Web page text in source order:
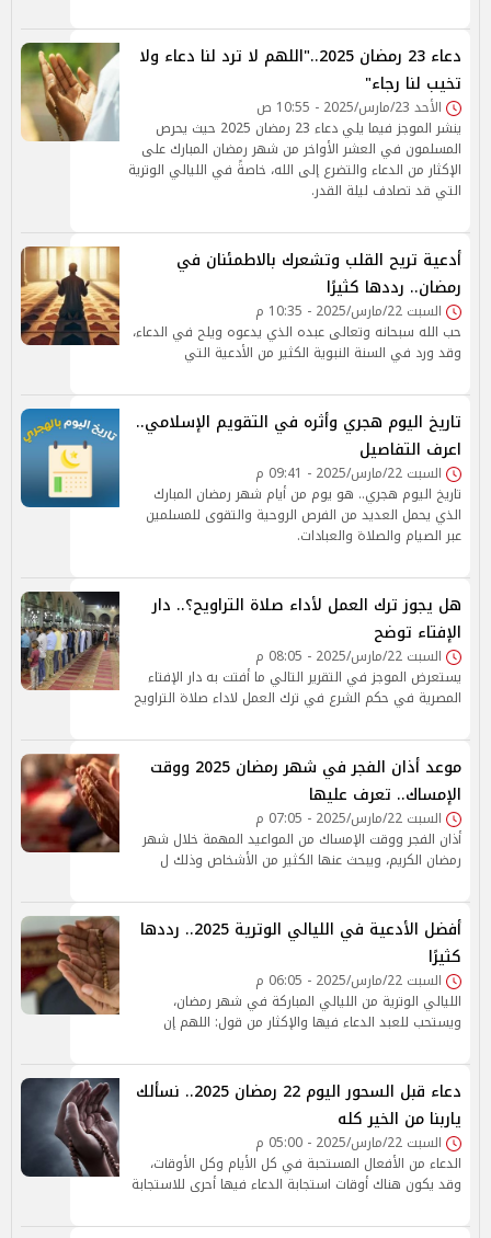
دعاء 23 رمضان 2025.."اللهم لا ترد لنا دعاء ولا
تخيب لنا رجاء"
الأحد 23/مارس/2025 - 10:55 ص
ينشر الموجز فيما يلي دعاء 23 رمضان 2025 حيث يحرص
المسلمون في العشر الأواخر من شهر رمضان المبارك على
الإكثار من الدعاء والتضرع إلى الله، خاصةً في الليالي الوترية
التي قد تصادف ليلة القدر.
أدعية تريح القلب وتشعرك بالاطمئنان في
رمضان.. رددها كثيرًا
السبت 22/مارس/2025 - 10:35 م
حب الله سبحانه وتعالى عبده الذي يدعوه ويلح في الدعاء،
وقد ورد في السنة النبوية الكثير من الأدعية التي
تاريخ اليوم هجري وأثره في التقويم الإسلامي..
اعرف التفاصيل
السبت 22/مارس/2025 - 09:41 م
تاريخ اليوم هجري.. هو يوم من أيام شهر رمضان المبارك
الذي يحمل العديد من الفرص الروحية والتقوى للمسلمين
عبر الصيام والصلاة والعبادات.
هل يجوز ترك العمل لأداء صلاة التراويح؟.. دار
الإفتاء توضح
السبت 22/مارس/2025 - 08:05 م
يستعرض الموجز في التقرير التالي ما أفتت به دار الإفتاء
المصرية في حكم الشرع في ترك العمل لاداء صلاة التراويح
موعد أذان الفجر في شهر رمضان 2025 ووقت
الإمساك.. تعرف عليها
السبت 22/مارس/2025 - 07:05 م
أذان الفجر ووقت الإمساك من المواعيد المهمة خلال شهر
رمضان الكريم، ويبحث عنها الكثير من الأشخاص وذلك ل
أفضل الأدعية في الليالي الوترية 2025.. رددها
كثيرًا
السبت 22/مارس/2025 - 06:05 م
الليالي الوترية من الليالي المباركة في شهر رمضان،
ويستحب للعبد الدعاء فيها والإكثار من قول: اللهم إن
دعاء قبل السحور اليوم 22 رمضان 2025.. نسألك
ياربنا من الخير كله
السبت 22/مارس/2025 - 05:00 م
الدعاء من الأفعال المستحبة في كل الأيام وكل الأوقات،
وقد يكون هناك أوقات استجابة الدعاء فيها أحرى للاستجابة